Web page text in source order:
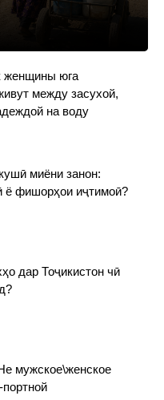
женщины юга
между засухой,
на воду
миёни занон:
ё фишорҳои иҷтимоӣ?
дар Тоҷикистон чӣ
мужское\женское